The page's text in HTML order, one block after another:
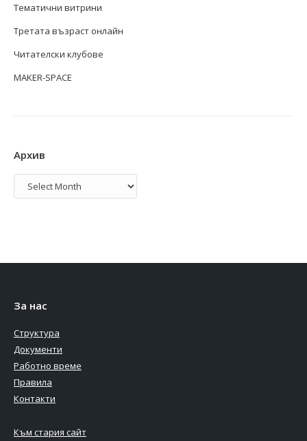
Тематични витрини
Третата възраст онлайн
Читателски клубове
MAKER-SPACE
Архив
Архив
За нас
Структура
Документи
Работно време
Правила
Контакти
Към стария сайт